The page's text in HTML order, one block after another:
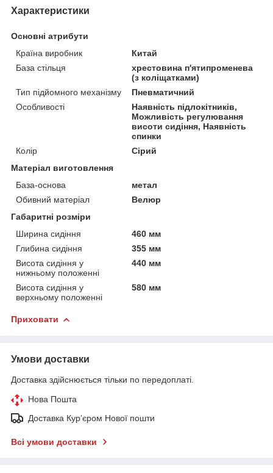
Характеристики
Основні атрибути
Країна виробник
Китай
База стільця
хрестовина п'ятипроменева
(з коліщатками)
Тип підйомного механізму
Пневматичний
Особливості
Наявність підлокітників,
Можливість регулювання
висоти сидіння, Наявність
спинки
Колір
Сірий
Матеріал виготовлення
База-основа
метал
Обивний матеріал
Велюр
Габаритні розміри
Ширина сидіння
460 мм
Глибина сидіння
355 мм
Висота сидіння у
нижньому положенні
440 мм
Висота сидіння у
верхньому положенні
580 мм
Приховати
Умови доставки
Доставка здійснюється тільки по передоплаті.
Нова Пошта
Доставка Курʼєром Нової пошти
Всі умови доставки